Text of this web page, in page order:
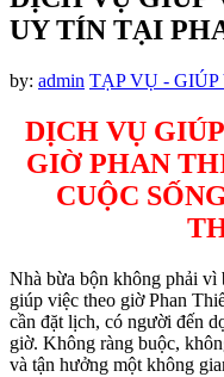
panel
panel
panel
panel
panel
panel
panel
panel
UY TÍN TẠI
by: admin TẠP VỤ - GIÚP
DỊCH VỤ
GIỜ PHAN
CUỘC
Nhà bừa bộn không phải vì
giúp việc theo giờ Phan
cần đặt lịch, có người đến
giờ. Không ràng buộc,
và tận hưởng một không